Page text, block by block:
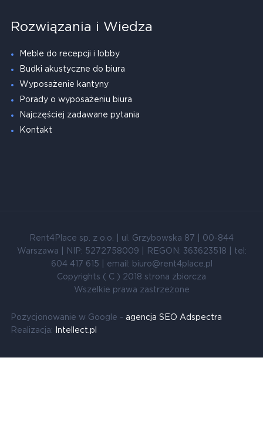
Rozwiązania i Wiedza
Meble do recepcji i lobby
Budki akustyczne do biura
Wyposażenie kantyny
Porady o wyposażeniu biura
Najczęściej zadawane pytania
Kontakt
Rent4Place sp. z o.o. | ul. Grzybowska 87 | 00-844
Warszawa | NIP: 5272758009 | REGON: 363623518 | tel:
604 417 615 | email: biuro@rent4place.pl
Copyrights ( C ) 2018 strona zbiorcza
Wszelkie prawa zastrzeżone
Pozycjonowanie w Google - agencja SEO Adspectra
Realizacja:
Intellect.pl